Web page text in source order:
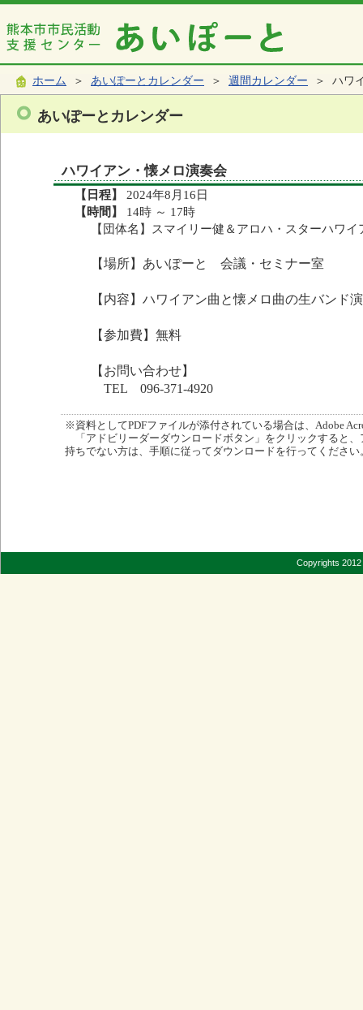
ホーム ＞ あいぽーとカレンダー ＞ 週間カレンダー ＞ ハワ
あいぽーとカレンダー
ハワイアン・懐メロ演奏会
【日程】
2024年8月16日
【時間】
14時 ～ 17時
【団体名】スマイリー健＆アロハ・スターハワイ
【場所】あいぽーと 会議・セミナー室
【内容】ハワイアン曲と懐メロ曲の生バンド
【参加費】無料
【お問い合わせ】
TEL 096-371-4920
※資料としてPDFファイルが添付されている場合は、Adobe
「アドビリーダーダウンロードボタン」をクリックすると
持ちでない方は、手順に従ってダウンロードを行ってください
Copyrights